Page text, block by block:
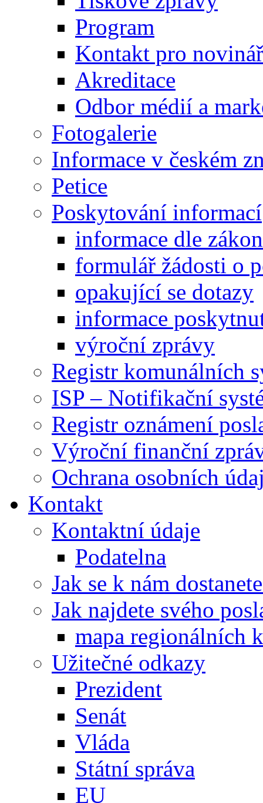
Program
Kontakt pro
Akreditace
Odbor médií a
Fotogalerie
Informace v českém
Petice
Poskytování informací
informace dle
formulář žádosti o
opakující se dotazy
informace
výroční zprávy
Registr komunálních
ISP – Notifikační
Registr oznámení
Výroční finanční
Ochrana osobních
Kontakt
Kontaktní údaje
Podatelna
Jak se k nám
Jak najdete svého
mapa regionálních
Užitečné odkazy
Prezident
Senát
Vláda
Státní správa
EU